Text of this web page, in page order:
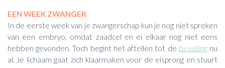
EEN WEEK ZWANGER
In de eerste week van je zwangerschap kun je nog niet spreken
van een embryo, omdat zaadcel en ei elkaar nog niet eens
hebben gevonden. Toch begint het aftellen tot de bevallingnu
al. Je lichaam gaat zich klaarmaken voor de eisprong en stuurt